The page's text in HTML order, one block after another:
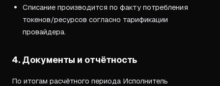
Списание производится по факту потребления
токенов/ресурсов согласно тарификации
провайдера.
4. Документы и отчётность
По итогам расчётного периода Исполнитель